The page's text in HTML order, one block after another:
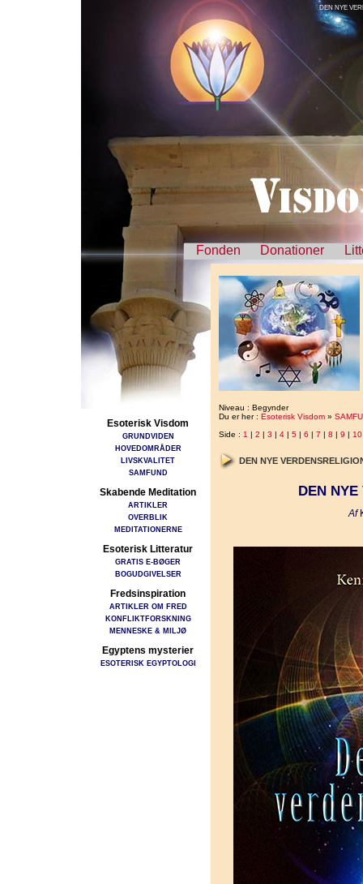
DEN NYE
Fonden Donationer
Esoterisk Visdom
GRUNDVIDEN
HOVEDOMRÅDER
LIVSKVALITET
SAMFUND
Skabende Meditation
ARTIKLER
OVERBLIK
MEDITATIONERNE
Esoterisk Litteratur
GRATIS E-BØGER
BOGUDGIVELSER
Fredsinspiration
ARTIKLER OM FRED
KONFLIKTFORSKNING
MENNESKE & MILJØ
Egyptens mysterier
ESOTERISK EGYPTOLOGI
Niveau : Begynder
Du er her : Esoterisk Visdom »
Side : 1 | 2 | 3 | 4 | 5 | 6 | 7 | 8 | 9 | 10
DEN NYE
DEN NYE
Af